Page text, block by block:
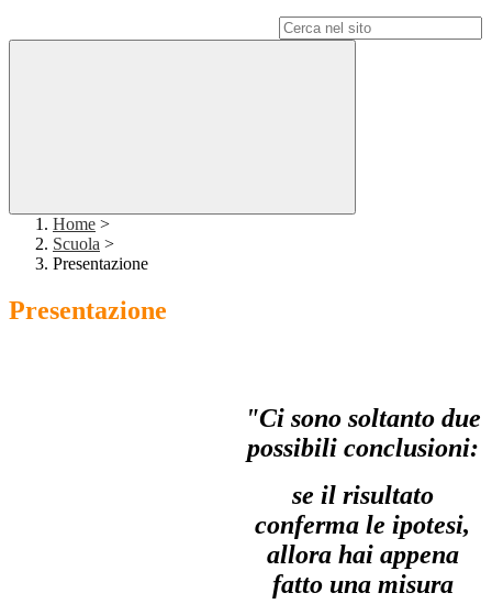
Home >
Scuola >
Presentazione
Presentazione
"Ci sono soltanto due
possibili conclusioni:
se il risultato
conferma le ipotesi,
allora hai appena
fatto una misura